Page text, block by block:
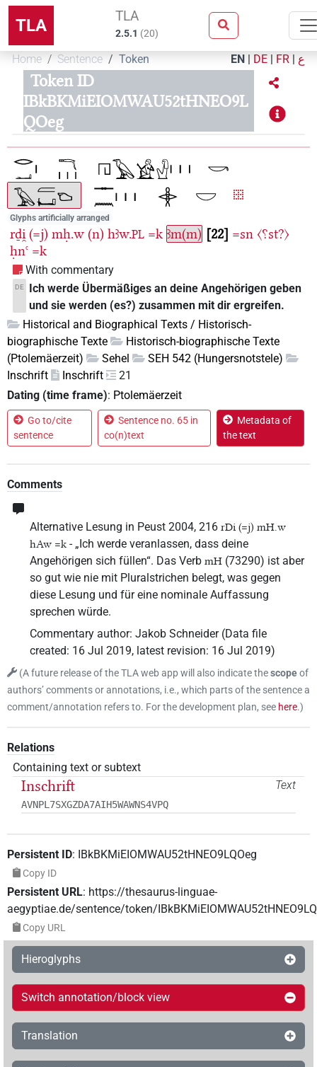
TLA TLA
2.5.1 (20)
Home Sentence Token EN | DE | FR | ع
Token ID
IBkBKMiEIOMWAU52tHNEO9L
QOeg
Glyphs artificially arranged
rḏi̯ (=j) mḥ.w (n) hꜣw.PL =k ꜣm(m) 22 =sn 〈⸮st?〉
ḥnꜥ =k
With commentary
DE
Ich werde Übermäßiges an deine Angehörigen geben
und sie werden (es?) zusammen mit dir ergreifen.
Historical and Biographical Texts / Historisch-
biographische Texte
Historisch-biographische Texte
(Ptolemäerzeit)
Sehel
SEH 542 (Hungersnotstele)
Inschrift
Inschrift
21
Dating (time frame): Ptolemäerzeit
Go to/cite
sentence
Sentence no. 65 in
co(n)text
Metadata of
the text
Comments
Alternative Lesung in Peust 2004, 216 rDi (=j) mH.w
hAw =k - „Ich werde veranlassen, dass deine
Angehörigen sich füllen“. Das Verb mH (73290) ist aber
so gut wie nie mit Pluralstrichen belegt, was gegen
diese Lesung und für eine nominale Auffassung
sprechen würde.
Commentary author: Jakob Schneider(Data file
created: 16 Jul 2019, latest revision: 16 Jul 2019)
(A future release of the TLA web app will also indicate thescopeof
authors’ comments or annotations, i.e., which parts of the sentence a
comment/annotation refers to. For the development plan, see here.)
Relations
Containing text or subtext
Text
Inschrift
AVNPL7SXGZDA7AIH5WAWNS4VPQ
Persistent ID: IBkBKMiEIOMWAU52tHNEO9LQOeg
Copy ID
Persistent URL: https://thesaurus-linguae-
aegyptiae.de/sentence/token/
Copy URL
Hieroglyphs
Switch annotation/block view
Translation